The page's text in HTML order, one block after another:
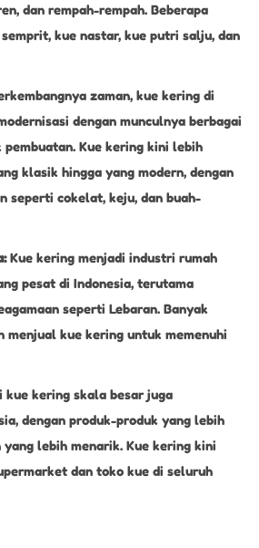
dan rempah-rempah. Beberapa
kue nastar, kue putri salju, dan
zaman, kue kering di
dengan munculnya berbagai
Kue kering kini lebih
klasik hingga yang modern, dengan
seperti cokelat, keju, dan buah-
Kue kering menjadi industri rumah
pesat di Indonesia, terutama
seperti Lebaran. Banyak
menjual kue kering untuk memenuhi
kering skala besar juga
dengan produk-produk yang lebih
yang lebih menarik. Kue kering kini
dan toko kue di seluruh